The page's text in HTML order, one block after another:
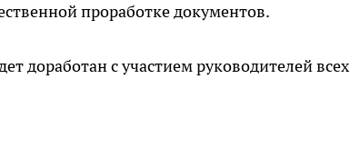
проработке документов.
доработан с участием руководителей всех